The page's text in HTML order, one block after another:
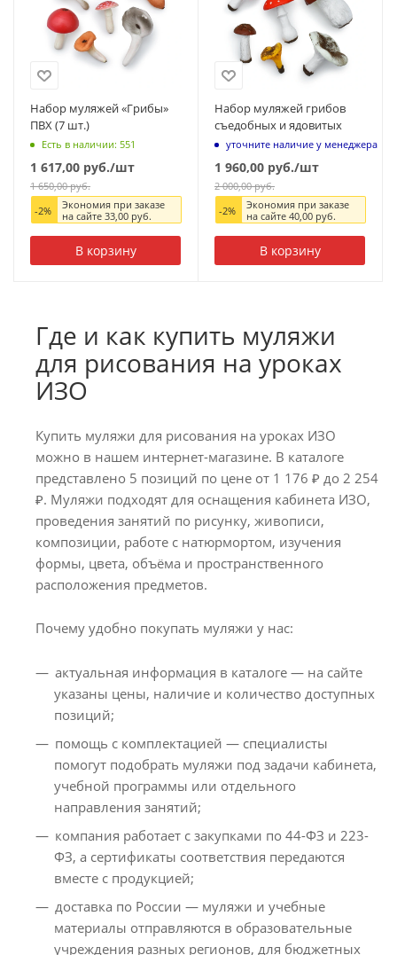
Набор муляжей «Грибы»
ПВХ (7 шт.)
Есть в наличии: 551
1 617,00 руб./шт
1 650,00руб.
-2%
Экономия при заказе
на сайте 33,00руб.
В корзину
Набор муляжей грибов
съедобных и ядовитых
уточните наличие у менеджера
1 960,00 руб./шт
2 000,00руб.
-2%
Экономия при заказе
на сайте 40,00руб.
В корзину
Где и как купить муляжи
для рисования на уроках
ИЗО
Купить муляжи для рисования на уроках ИЗО
можно в нашем интернет-магазине. В каталоге
представлено 5 позиций по цене от 1 176 ₽ до 2 254
₽. Муляжи подходят для оснащения кабинета ИЗО,
проведения занятий по рисунку, живописи,
композиции, работе с натюрмортом, изучения
формы, цвета, объёма и пространственного
расположения предметов.
Почему удобно покупать муляжи у нас:
актуальная информация в каталоге — на сайте
указаны цены, наличие и количество доступных
позиций;
помощь с комплектацией — специалисты
помогут подобрать муляжи под задачи кабинета,
учебной программы или отдельного
направления занятий;
компания работает с закупками по 44-ФЗ и 223-
ФЗ, а сертификаты соответствия передаются
вместе с продукцией;
доставка по России — муляжи и учебные
материалы отправляются в образовательные
учреждения разных регионов, для бюджетных